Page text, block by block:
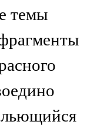
темы